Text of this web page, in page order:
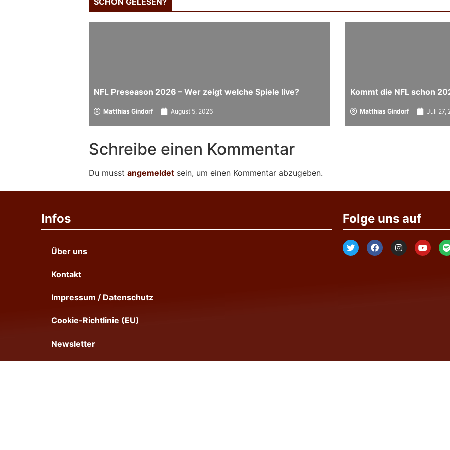
NFL Preseason 2026 – Wer zeigt welche Spiele live?
Matthias Gindorf August 5, 2026
Kommt die NFL schon
Matthias Gindorf Juli 27,
Schreibe einen Kommentar
Du musst angemeldet sein, um einen Kommentar abzugeben.
Infos
Über uns
Kontakt
Impressum / Datenschutz
Cookie-Richtlinie (EU)
Newsletter
Folge uns auf